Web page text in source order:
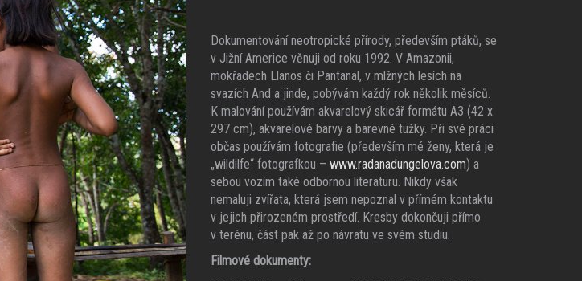
Dokumentování neotropické přírody, především ptáků, se
v Jižní Americe věnuji od roku 1992. V Amazonii,
mokřadech Llanos či Pantanal, v mlžných lesích na
svazích And a jinde, pobývám každý rok několik měsíců.
K malování používám akvarelový skicář formátu A3 (42 x
297 cm), akvarelové barvy a barevné tužky. Při své práci
občas používám fotografie (především mé ženy, která je
„wildilfe“ fotografkou – www.radanadungelova.com) a
sebou vozím také odbornou literaturu. Nikdy však
nemaluji zvířata, která jsem nepoznal v přímém kontaktu
v jejich přirozeném prostředí. Kresby dokončuji přímo
v terénu, část pak až po návratu ve svém studiu.
Filmové dokumenty: